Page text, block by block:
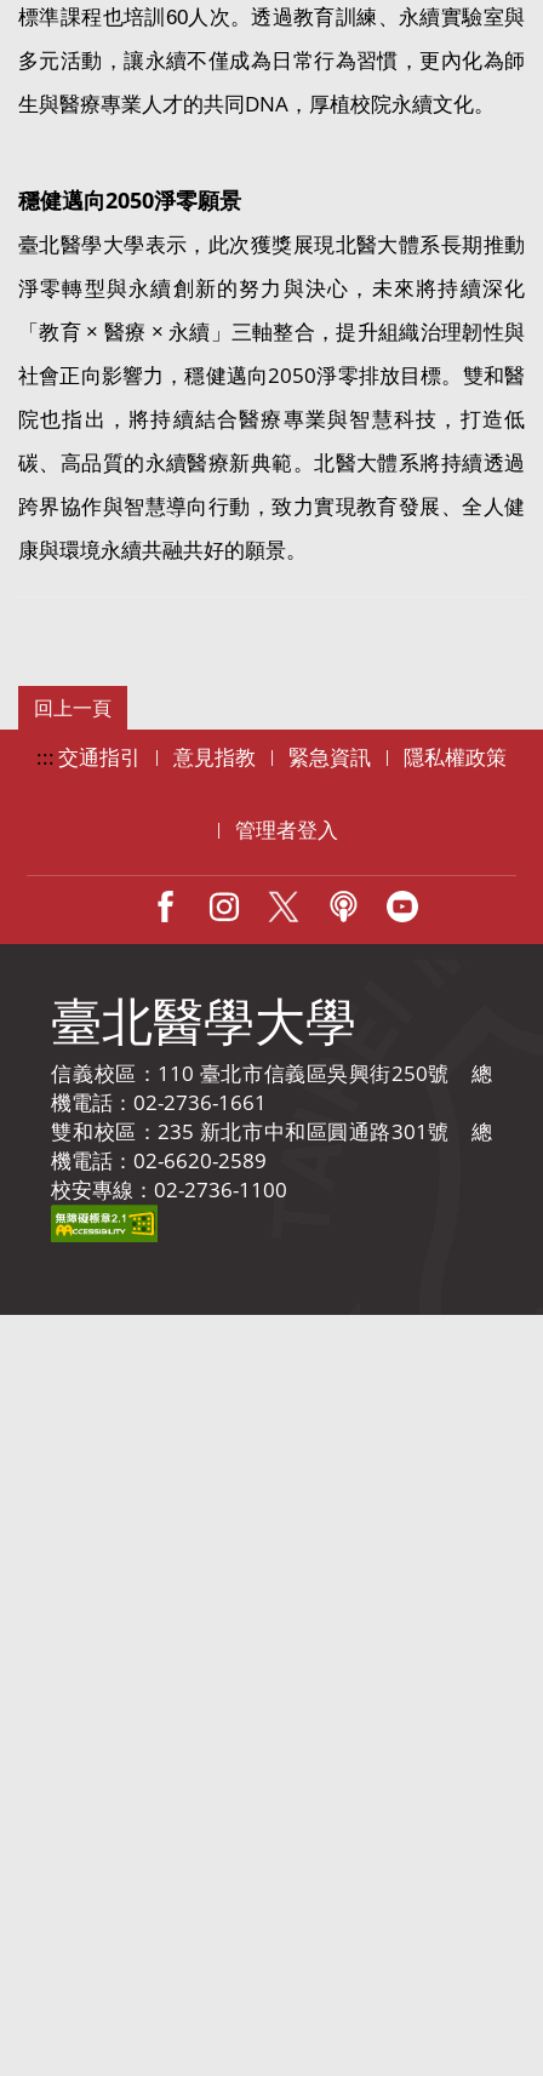
標準課程也培訓60人次。透過教育訓練、永續實驗室與
多元活動，讓永續不僅成為日常行為習慣，更內化為師
生與醫療專業人才的共同DNA，厚植校院永續文化。
穩健邁向2050淨零願景
臺北醫學大學表示，此次獲獎展現北醫大體系長期推動
淨零轉型與永續創新的努力與決心，未來將持續深化
「教育 × 醫療 × 永續」三軸整合，提升組織治理韌性與
社會正向影響力，穩健邁向2050淨零排放目標。雙和醫
院也指出，將持續結合醫療專業與智慧科技，打造低
碳、高品質的永續醫療新典範。北醫大體系將持續透過
跨界協作與智慧導向行動，致力實現教育發展、全人健
康與環境永續共融共好的願景。
:::交通指引 | 意見指教 | 緊急資訊 | 隱私權政策
| 管理者登入
Facebook Podcast
臺北醫學大學
信義校區：110 臺北市信義區吳興街250號 總
機電話：02-2736-1661
雙和校區：235 新北市中和區圓通路301號 總
機電話：02-6620-2589
校安專線：02-2736-1100